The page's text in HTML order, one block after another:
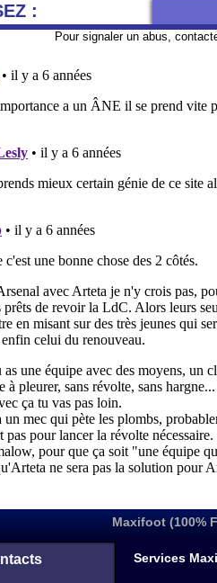
:
Pour signaler un abus,
Maxifoot (100%
Services